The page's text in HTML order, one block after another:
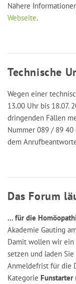
Nähere
Webseite.
Technische
Wegen einer
13.00 Uhr bis 18.07.
dringenden Fällen
Nummer 089 / 89
dem
Das Forum
... für die
Akademie Gauting
Damit wollen wir ein
setzen und laden
Anmeldefrist für die
Kategorie Funstarter